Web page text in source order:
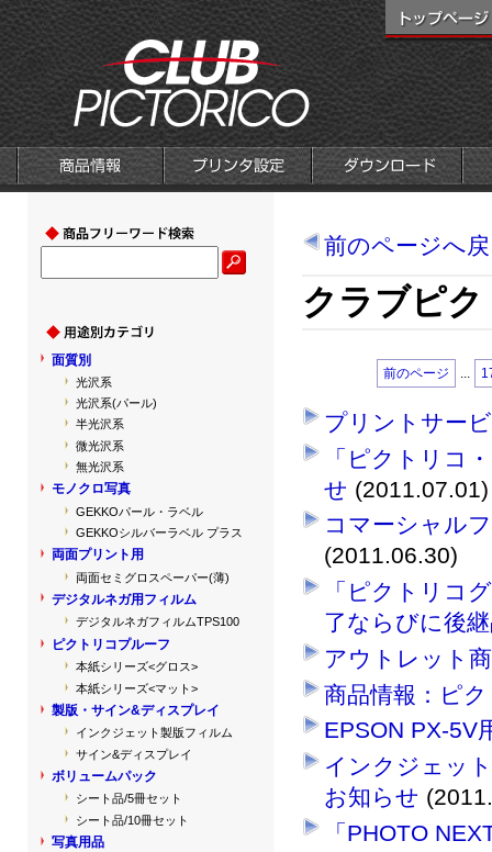
前のページへ
クラブピ
前のページ
プリントサー
「ピクトリコ
せ (2011.07.01)
コマーシャル
(2011.06.30)
「ピクトリコ
了ならびに後
アウトレット
商品情報：ピ
EPSON PX-5V
インクジェッ
お知らせ
「PHOTO
面質別
光沢系
光沢系(パール)
半光沢系
微光沢系
無光沢系
モノクロ写真
GEKKOパール・ラベル
GEKKOシルバーラベル プラス
両面プリント用
両面セミグロスペーパー(薄)
デジタルネガ用フィルム
デジタルネガフィルムTPS100
ピクトリコプルーフ
本紙シリーズ<グロス>
本紙シリーズ<マット>
製版・サイン&ディスプレイ
インクジェット製版フィルム
サイン&ディスプレイ
ボリュームパック
シート品/5冊セット
シート品/10冊セット
写真用品